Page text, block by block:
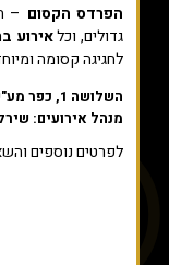
הפרדס הקסום –
גדולים, וכלאירוע
לחגיגה קסומה
השלושה 1, כפר מע"ש
מנהל אירועים:
לפרטים נוספים